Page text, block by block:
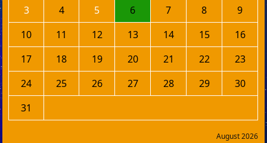
August 2026
3
4 5 6 7 8
9
10
11 12 13 14 15
16
17
18 19 20 21 22
23
24
25 26 27 28 29
30
31